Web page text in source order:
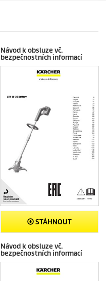
Návod k obsluze vč.
bezpečnostních informací
STÁHNOUT
Návod k obsluze vč.
bezpečnostních informací